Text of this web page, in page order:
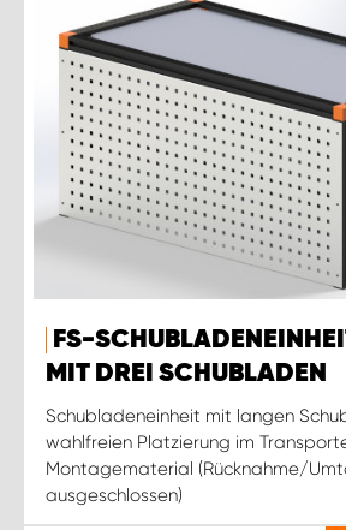
FS-
MIT DREI SCHUBLADEN
Schubladeneinheit mit langen
wahlfreien Platzierung im
Montagematerial (Rücknahme/
ausgeschlossen)